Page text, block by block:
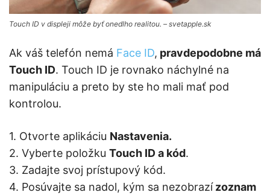
Touch ID v displeji môže byť onedlho realitou. – svetapple.sk
Ak váš telefón nemá Face ID, pravdepodobne má
Touch ID. Touch ID je rovnako náchylné na
manipuláciu a preto by ste ho mali mať pod
kontrolou.
1. Otvorte aplikáciu Nastavenia.
2. Vyberte položku Touch ID a kód.
3. Zadajte svoj prístupový kód.
4. Posúvajte sa nadol, kým sa nezobrazízoznam